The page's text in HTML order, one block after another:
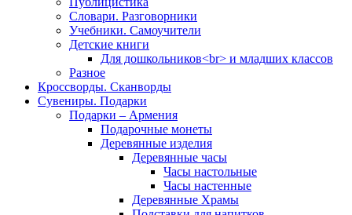
Словари. Разговорники
Учебники. Самоучители
Детские книги
Для дошкольников<br> и младших классов
Разное
Кроссворды. Сканворды
Сувениры. Подарки
Подарки – Армения
Подарочные монеты
Деревянные изделия
Деревянные часы
Часы настольные
Часы настенные
Деревянные Храмы